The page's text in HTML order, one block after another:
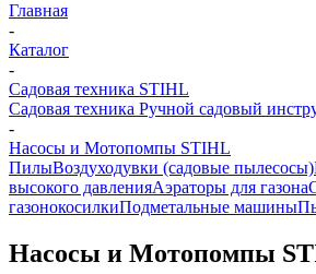
Главная
-
Каталог
-
Садовая техника STIHL
Садовая техника Ручной садовый
-
Насосы и Мотопомпы STIHL
ПилыВоздуходувки (садовые пылесосы)
высокого давленияАэраторы для газона
газонокосилкиПодметальные машины
Насосы и Мотопомпы